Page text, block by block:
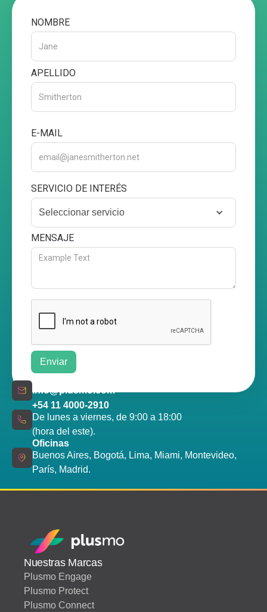
NOMBRE
APELLIDO
E-MAIL
SERVICIO DE INTERÉS
Seleccionar servicio
MENSAJE
info@plusmo.com
+54 11 4000-2910
De lunes a viernes, de 9:00 a 18:00
(hora del este).
Oficinas
Buenos Aires, Bogotá, Lima, Miami, Montevideo,
París, Madrid.
Nuestras Marcas
Plusmo Engage
Plusmo Protect
Plusmo Connect